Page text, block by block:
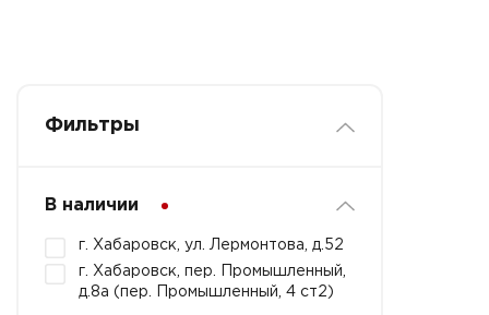
Фильтры
В наличии
г. Хабаровск, ул. Лермонтова, д.52
г. Хабаровск, пер. Промышленный,
д.8а (пер. Промышленный, 4 ст2)